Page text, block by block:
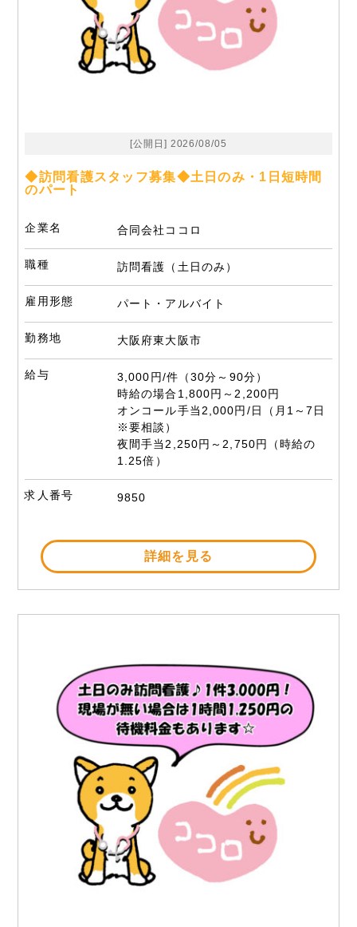
[公開日] 2026/08/05
◆訪問看護スタッフ募集◆土日のみ・1日短時間
のパート
企業名 合同会社ココロ
職種 訪問看護（土日のみ）
雇用形態 パート・アルバイト
勤務地 大阪府東大阪市
給与
3,000円/件（30分～90分）
時給の場合1,800円～2,200円
オンコール手当2,000円/日（月1～7日
※要相談）
夜間手当2,250円～2,750円（時給の
1.25倍）
求人番号 9850
詳細を見る